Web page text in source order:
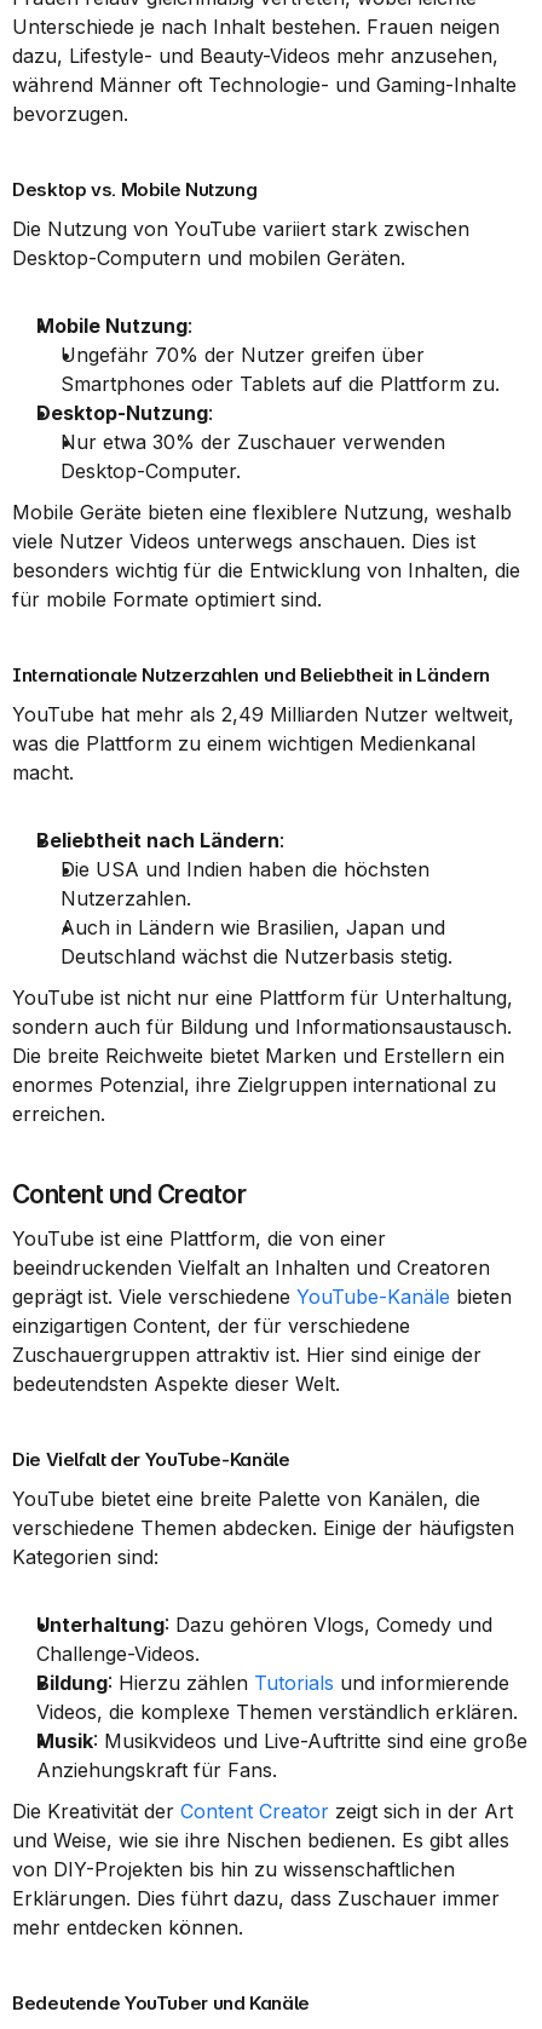
Unterschiede je nach Inhalt bestehen. Frauen neigen
dazu, Lifestyle- und Beauty-Videos mehr anzusehen,
während Männer oft Technologie- und Gaming-Inhalte
bevorzugen.
Desktop vs. Mobile Nutzung
Die Nutzung von YouTube variiert stark zwischen
Desktop-Computern und mobilen Geräten.
Mobile Nutzung:
Ungefähr 70% der Nutzer greifen über
Smartphones oder Tablets auf die Plattform zu.
Desktop-Nutzung:
Nur etwa 30% der Zuschauer verwenden
Desktop-Computer.
Mobile Geräte bieten eine flexiblere Nutzung, weshalb
viele Nutzer Videos unterwegs anschauen. Dies ist
besonders wichtig für die Entwicklung von Inhalten, die
für mobile Formate optimiert sind.
Internationale Nutzerzahlen und Beliebtheit in Ländern
YouTube hat mehr als 2,49 Milliarden Nutzer weltweit,
was die Plattform zu einem wichtigen Medienkanal
macht.
Beliebtheit nach Ländern:
Die USA und Indien haben die höchsten
Nutzerzahlen.
Auch in Ländern wie Brasilien, Japan und
Deutschland wächst die Nutzerbasis stetig.
YouTube ist nicht nur eine Plattform für Unterhaltung,
sondern auch für Bildung und Informationsaustausch.
Die breite Reichweite bietet Marken und Erstellern ein
enormes Potenzial, ihre Zielgruppen international zu
erreichen.
Content und Creator
YouTube ist eine Plattform, die von einer
beeindruckenden Vielfalt an Inhalten und Creatoren
geprägt ist. Viele verschiedene YouTube-Kanäle bieten
einzigartigen Content, der für verschiedene
Zuschauergruppen attraktiv ist. Hier sind einige der
bedeutendsten Aspekte dieser Welt.
Die Vielfalt der YouTube-Kanäle
YouTube bietet eine breite Palette von Kanälen, die
verschiedene Themen abdecken. Einige der häufigsten
Kategorien sind:
Unterhaltung: Dazu gehören Vlogs, Comedy und
Challenge-Videos.
Bildung: Hierzu zählen Tutorials und informierende
Videos, die komplexe Themen verständlich erklären.
Musik: Musikvideos und Live-Auftritte sind eine große
Anziehungskraft für Fans.
Die Kreativität der Content Creator zeigt sich in der Art
und Weise, wie sie ihre Nischen bedienen. Es gibt alles
von DIY-Projekten bis hin zu wissenschaftlichen
Erklärungen. Dies führt dazu, dass Zuschauer immer
mehr entdecken können.
Bedeutende YouTuber und Kanäle